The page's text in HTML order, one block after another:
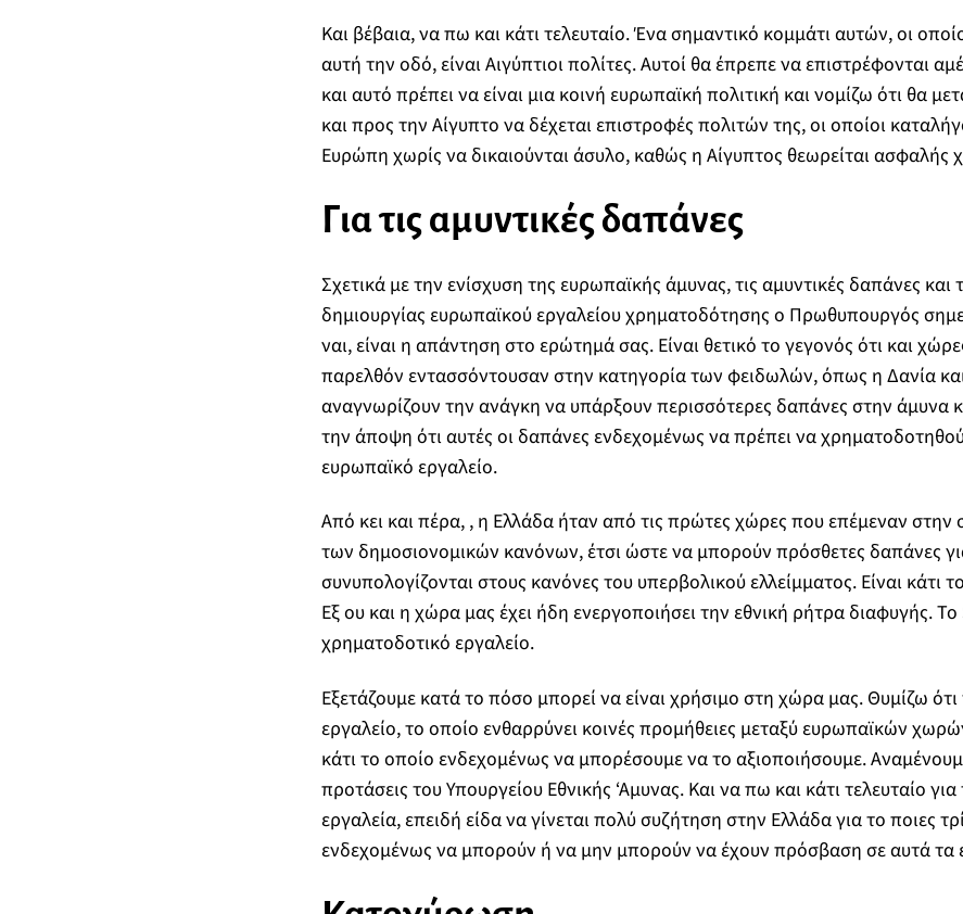
Και βέβαια, να πω και κάτι τελευταίο. Ένα σημαντικό κομμάτι αυτών, οι
αυτή την οδό, είναι Αιγύπτιοι πολίτες. Αυτοί θα έπρεπε να επιστρέφονται
και αυτό πρέπει να είναι μια κοινή ευρωπαϊκή πολιτική και νομίζω ότι θα
και προς την Αίγυπτο να δέχεται επιστροφές πολιτών της, οι οποίοι
Ευρώπη χωρίς να δικαιούνται άσυλο, καθώς η Αίγυπτος θεωρείται ασφαλής
Για τις αμυντικές δαπάνες
Σχετικά με την ενίσχυση της ευρωπαϊκής άμυνας, τις αμυντικές δαπάνες και
δημιουργίας ευρωπαϊκού εργαλείου χρηματοδότησης ο Πρωθυπουργός
ναι, είναι η απάντηση στο ερώτημά σας. Είναι θετικό το γεγονός ότι και
παρελθόν εντασσόντουσαν στην κατηγορία των φειδωλών, όπως η Δανία
αναγνωρίζουν την ανάγκη να υπάρξουν περισσότερες δαπάνες στην άμυνα
την άποψη ότι αυτές οι δαπάνες ενδεχομένως να πρέπει να
ευρωπαϊκό εργαλείο.
Από κει και πέρα, , η Ελλάδα ήταν από τις πρώτες χώρες που επέμεναν στην
των δημοσιονομικών κανόνων, έτσι ώστε να μπορούν πρόσθετες δαπάνες
συνυπολογίζονται στους κανόνες του υπερβολικού ελλείμματος. Είναι κάτι
Εξ ου και η χώρα μας έχει ήδη ενεργοποιήσει την εθνική ρήτρα διαφυγής. Το
χρηματοδοτικό εργαλείο.
Εξετάζουμε κατά το πόσο μπορεί να είναι χρήσιμο στη χώρα μας. Θυμίζω ότι
εργαλείο, το οποίο ενθαρρύνει κοινές προμήθειες μεταξύ ευρωπαϊκών
κάτι το οποίο ενδεχομένως να μπορέσουμε να το αξιοποιήσουμε.
προτάσεις του Υπουργείου Εθνικής ‘Αμυνας. Και να πω και κάτι τελευταίο
εργαλεία, επειδή είδα να γίνεται πολύ συζήτηση στην Ελλάδα για το ποιες
ενδεχομένως να μπορούν ή να μην μπορούν να έχουν πρόσβαση σε αυτά τα